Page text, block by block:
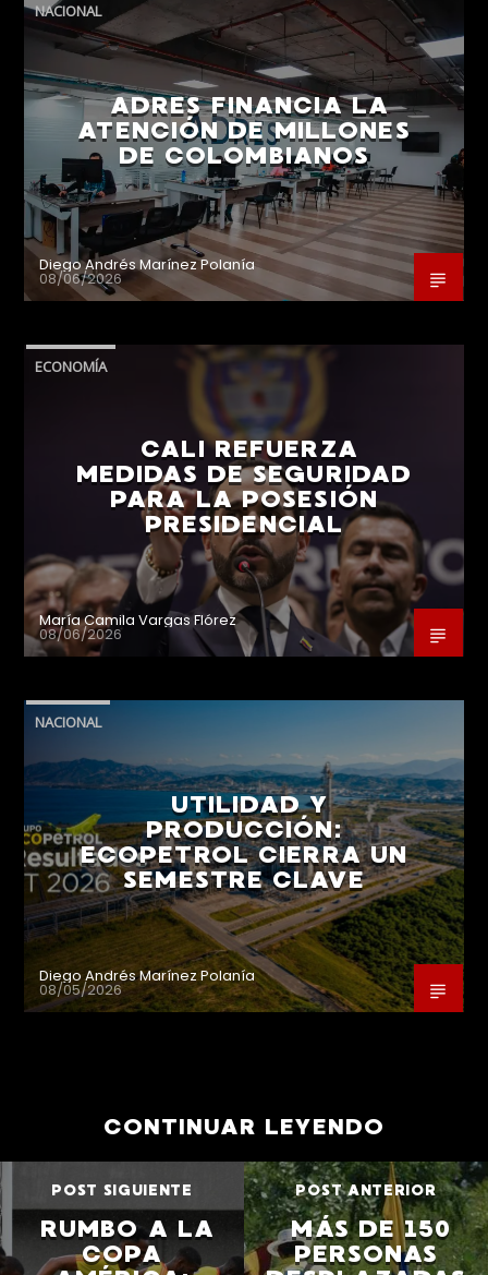
NACIONAL
ADRES FINANCIA LA
ATENCIÓN DE MILLONES
DE COLOMBIANOS
Diego Andrés Marínez Polanía
08/06/2026
ECONOMÍA
CALI REFUERZA
MEDIDAS DE SEGURIDAD
PARA LA POSESIÓN
PRESIDENCIAL
María Camila Vargas Flórez
08/06/2026
NACIONAL
UTILIDAD Y
PRODUCCIÓN:
ECOPETROL CIERRA UN
SEMESTRE CLAVE
Diego Andrés Marínez Polanía
08/05/2026
CONTINUAR LEYENDO
POST SIGUIENTE
RUMBO A LA
COPA
POST ANTERIOR
MÁS DE 150
PERSONAS